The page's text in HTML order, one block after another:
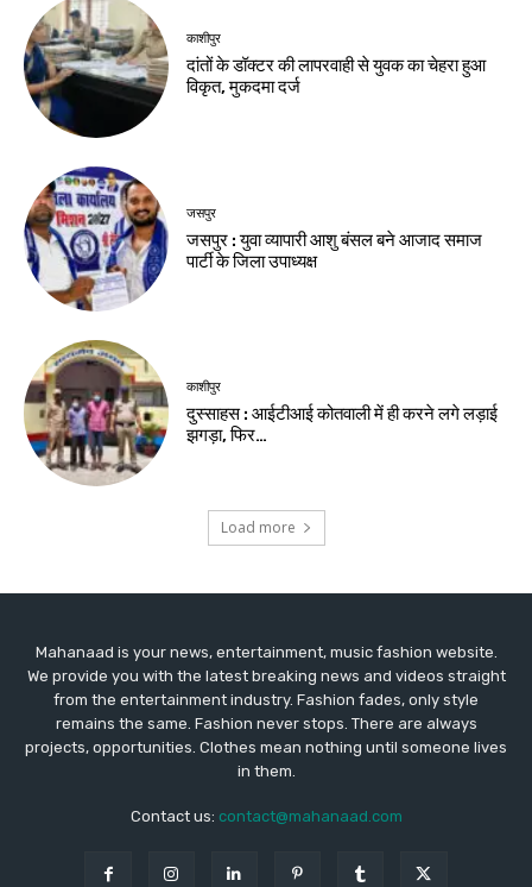
काशीपुर
दांतों के डॉक्टर की लापरवाही से युवक का चेहरा हुआ
विकृत, मुकदमा दर्ज
जसपुर
जसपुर : युवा व्यापारी आशु बंसल बने आजाद समाज
पार्टी के जिला उपाध्यक्ष
काशीपुर
दुस्साहस : आईटीआई कोतवाली में ही करने लगे लड़ाई
झगड़ा, फिर…
Load more
Mahanaad is your news, entertainment, music fashion website.
We provide you with the latest breaking news and videos straight
from the entertainment industry. Fashion fades, only style
remains the same. Fashion never stops. There are always
projects, opportunities. Clothes mean nothing until someone lives
in them.
Contact us: contact@mahanaad.com